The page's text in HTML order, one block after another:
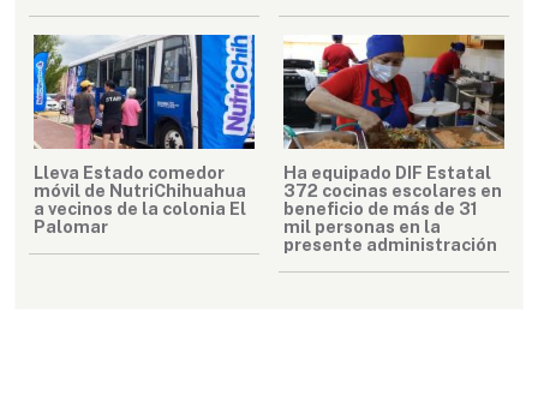
Lleva Estado comedor
móvil de NutriChihuahua
a vecinos de la colonia El
Palomar
Ha equipado DIF Estatal
372 cocinas escolares en
beneficio de más de 31
mil personas en la
presente administración